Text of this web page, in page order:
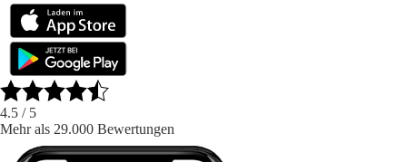
4.5 / 5
Mehr als 29.000 Bewertungen